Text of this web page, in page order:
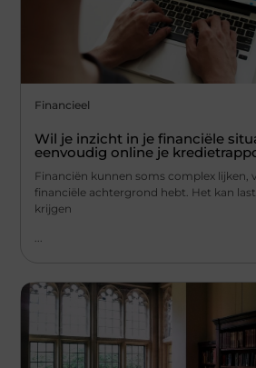
Financieel
Wil je inzicht in je financiële
eenvoudig online je
Financiën kunnen soms complex lijken,
financiële achtergrond hebt. Het kan
krijgen
...